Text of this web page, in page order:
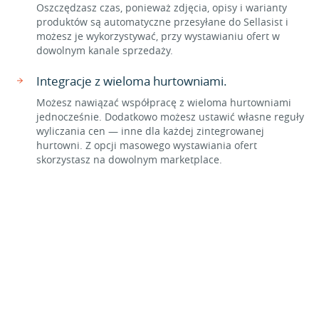
Oszczędzasz czas, ponieważ zdjęcia, opisy i warianty
produktów są automatyczne przesyłane do Sellasist i
możesz je wykorzystywać, przy wystawianiu ofert w
dowolnym kanale sprzedaży.
Integracje z wieloma hurtowniami.
Możesz nawiązać współpracę z wieloma hurtowniami
jednocześnie. Dodatkowo możesz ustawić własne reguły
wyliczania cen — inne dla każdej zintegrowanej
hurtowni. Z opcji masowego wystawiania ofert
skorzystasz na dowolnym marketplace.